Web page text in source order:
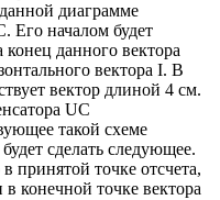
диаграмме
Его началом будет
конец данного вектора
вектора I. В
вектор длиной 4 см.
такой схеме
сделать следующее.
принятой точке отсчета,
конечной точке вектора